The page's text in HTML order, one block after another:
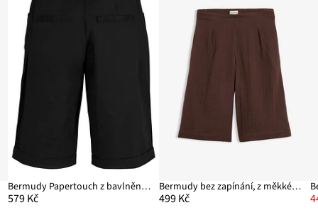
Bermudy Papertouch z bavlněné směsi
579 Kč
Bermudy bez zapínání, z měkkého mušelínu
499 Kč